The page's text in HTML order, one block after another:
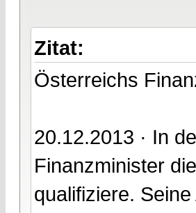
Zitat:
Österreichs
20.12.2013 · In
Finanzminister
qualifiziere.